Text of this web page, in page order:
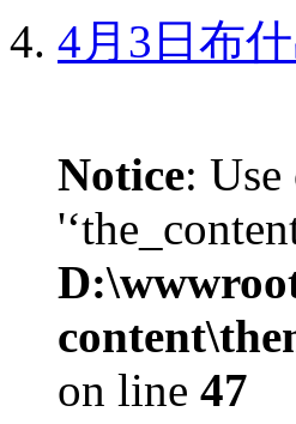
4月3日布
Notice: Use
on line 47